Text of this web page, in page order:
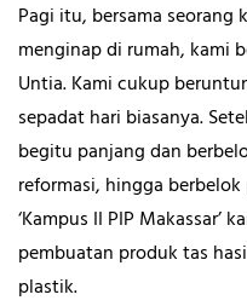
Pagi itu, bersama
menginap di rumah, kami
Untia. Kami cukup
sepadat hari biasanya.
begitu panjang dan
reformasi, hingga
‘Kampus II PIP Makassar’
pembuatan produk tas
plastik.